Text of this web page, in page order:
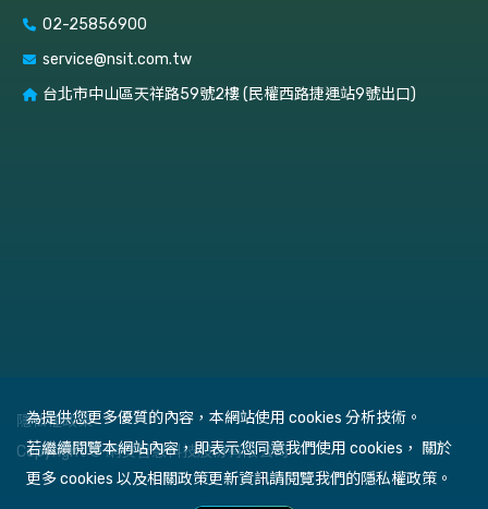
02-25856900
service@nsit.com.tw
台北市中山區天祥路59號2樓 (民權西路捷運站9號出口)
隱私權政策
Copyright © 網安智慧科技股份有限公司
為提供您更多優質的內容，本網站使用 cookies 分析技術。
若繼續閱覽本網站內容，即表示您同意我們使用 cookies， 關於
更多 cookies 以及相關政策更新資訊請閱覽我們的隱私權政策。